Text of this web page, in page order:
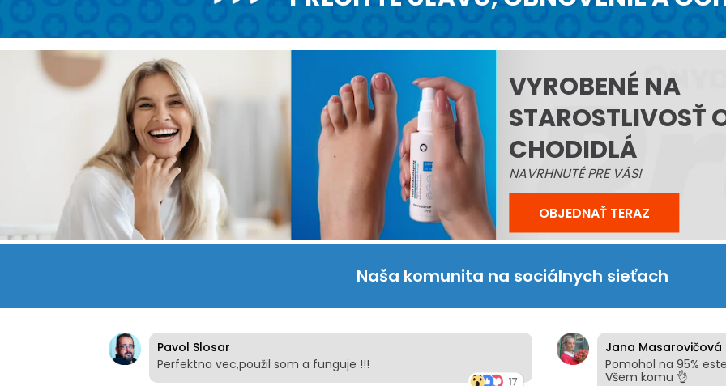
VYROBENÉ NA
STAROSTLIVOSŤ
CHODIDLÁ
NAVRHNUTÉ PRE VÁS!
OBJEDNAŤ TERAZ
Naša komunita na sociálnych sieťach
Pavol Slosar
Perfektna vec,použil som a funguje !!!
Jana Masarovičová
Pomohol na 95%
Všem komu 👌